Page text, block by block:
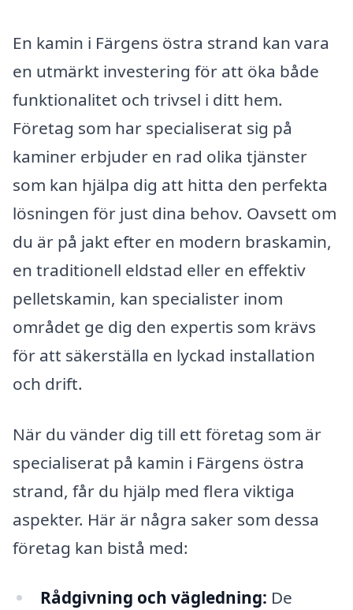
En kamin i Färgens östra strand kan vara
en utmärkt investering för att öka både
funktionalitet och trivsel i ditt hem.
Företag som har specialiserat sig på
kaminer erbjuder en rad olika tjänster
som kan hjälpa dig att hitta den perfekta
lösningen för just dina behov. Oavsett om
du är på jakt efter en modern braskamin,
en traditionell eldstad eller en effektiv
pelletskamin, kan specialister inom
området ge dig den expertis som krävs
för att säkerställa en lyckad installation
och drift.
När du vänder dig till ett företag som är
specialiserat på kamin i Färgens östra
strand, får du hjälp med flera viktiga
aspekter. Här är några saker som dessa
företag kan bistå med:
Rådgivning och vägledning: De